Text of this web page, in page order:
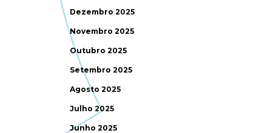
Dezembro 2025
Novembro 2025
Outubro 2025
Setembro 2025
Agosto 2025
Julho 2025
Junho 2025